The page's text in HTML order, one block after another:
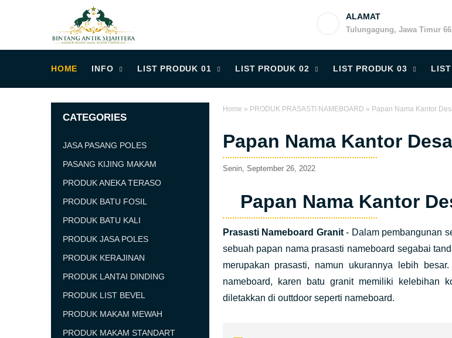
ALAMAT
Tulungagung, Jawa Timur
HOME INFO LIST PRODUK 01 LIST PRODUK 02 LIST PRODUK 03
Home » PRODUK PRASASTI NAMEBOARD » Papan Nama Kantor
Papan Nama Kantor
Senin, September 26, 2022
Papan Nama Kantor
Prasasti Nameboard Granit- Dalam pembangunan
sebuah papan nama prasasti nameboard segabai
merupakan prasasti, namun ukurannya lebih
nameboard, karen batu granit memiliki kelebihan
diletakkan di outtdoor seperti nameboard.
CATEGORIES
JASA PASANG POLES
PASANG KIJING MAKAM
PRODUK ANEKA TERASO
PRODUK BATU FOSIL
PRODUK BATU KALI
PRODUK JASA POLES
PRODUK KERAJINAN
PRODUK LANTAI DINDING
PRODUK LIST BEVEL
PRODUK MAKAM MEWAH
PRODUK MAKAM STANDART